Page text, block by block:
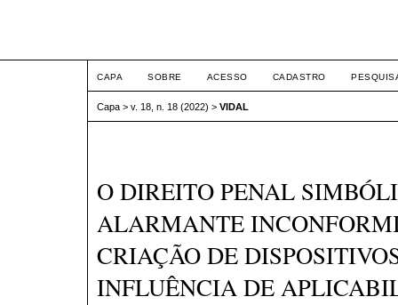
CAPA SOBRE ACESSO CADASTRO
Capa > v. 18, n. 18 (2022) > VIDAL
O DIREITO PENAL
ALARMANTE
CRIAÇÃO DE
INFLUÊNCIA DE